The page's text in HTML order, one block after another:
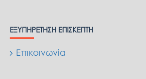
ΕΞΥΠΗΡΈΤΗΣΗ ΕΠΙΣΚΈΠΤΗ
Επικοινωνία